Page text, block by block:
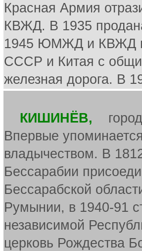
Красная Армия
КВЖД. В 1935
1945 ЮМЖД и КВЖД
СССР и Китая с
железная дорога. В
КИШИНЁВ, город
Впервые
владычеством. В
Бессарабии
Бессарабской
Румынии, в 1940-91
независимой
церковь Рождества